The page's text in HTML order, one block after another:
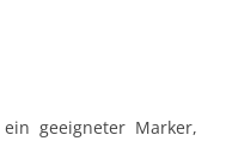
geeigneter Marker,